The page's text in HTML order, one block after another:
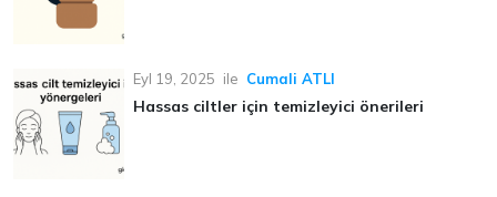
Eyl 19, 2025 ile Cumali ATLI
Hassas ciltler için temizleyici önerileri